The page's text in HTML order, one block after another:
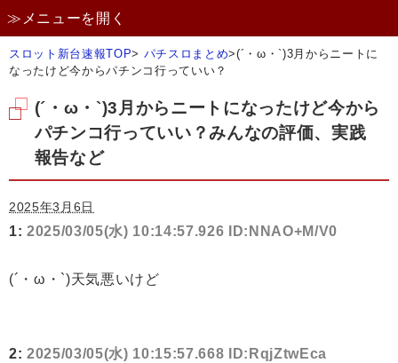
≫メニューを開く
スロット新台速報TOP> パチスロまとめ>(´・ω・`)3月からニートに
なったけど今からパチンコ行っていい？
(´・ω・`)3月からニートになったけど今から
パチンコ行っていい？みんなの評価、実践
報告など
2025年3月6日
1: 2025/03/05(水) 10:14:57.926 ID:NNAO+M/V0
(´・ω・`)天気悪いけど
2: 2025/03/05(水) 10:15:57.668 ID:RqjZtwEca